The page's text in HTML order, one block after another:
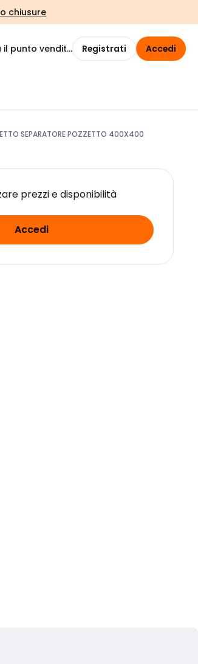
chiusure
il punto vendita Registrati Accedi
SEPARATORE POZZETTO 400X400
prezzi e disponibilità
Accedi